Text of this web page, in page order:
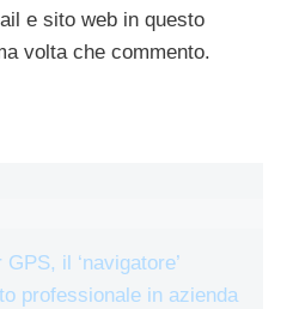
e sito web in questo
volta che commento.
il ‘navigatore’
professionale in azienda